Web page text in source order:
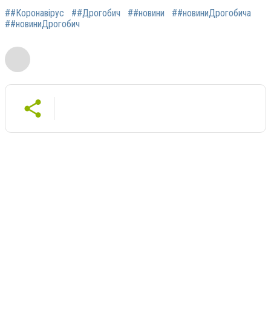
##Коронавірус ##Дрогобич ##новини
##новиниДрогобича
##новиниДрогобич